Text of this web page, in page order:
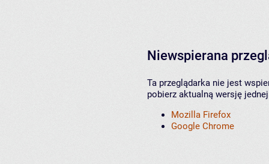
Niewspierana
Ta przeglądarka nie jest
pobierz aktualną wersję
Mozilla Firefox
Google Chrome